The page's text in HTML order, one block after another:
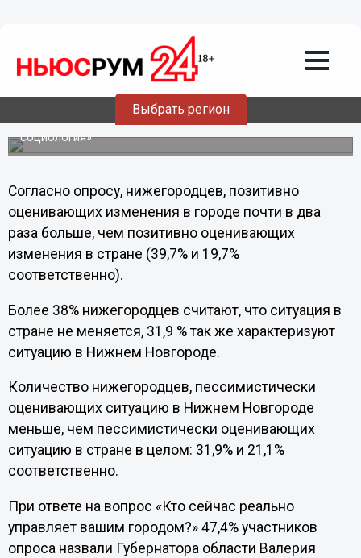
Выбрать регион
Нижегородцы более позитивно
воспринимают ситуацию в родном
городе, чем в стране в целом
Об этом свидетельствуют результаты опросов,
проведенных в Нижнем Новгороде фондом «Открытая
социология».
Согласно опросу, нижегородцев, позитивно
оценивающих изменения в городе почти в два
раза больше, чем позитивно оценивающих
изменения в стране (39,7% и 19,7%
соответственно).
Более 38% нижегородцев считают, что ситуация в
стране не меняется, 31,9 % так же характеризуют
ситуацию в Нижнем Новгороде.
Количество нижегородцев, пессимистически
оценивающих ситуацию в Нижнем Новгороде
меньше, чем пессимистически оценивающих
ситуацию в стране в целом: 31,9% и 21,1%
соответственно.
При ответе на вопрос «Кто сейчас реально
управляет вашим городом?» 47,4% участников
опроса назвали Губернатора области Валерия